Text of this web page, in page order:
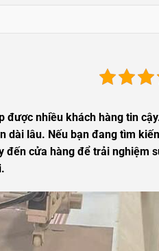
được nhiều khách hàng tin
dài lâu. Nếu bạn đang tìm
đến cửa hàng để trải nghiệm